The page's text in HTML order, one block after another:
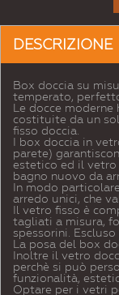
DESCRIZIONE
Box doccia su
temperato,
Le docce
costituite da un
fisso doccia.
I box doccia in
parete)
estetico ed il vetro
bagno nuovo da
In modo
arredo unici, che
Il vetro fisso è
tagliati a misura,
spessorini.
La posa del box
Inoltre il vetro
perchè si può
funzionalità,
Optare per i vetri